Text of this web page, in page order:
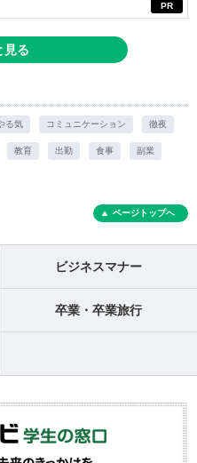
PR
見る
る気 コミュニケーション 徹夜
教育 出勤 食事 副業
ページトップへ
ビジネスマナー
卒業・卒業旅行